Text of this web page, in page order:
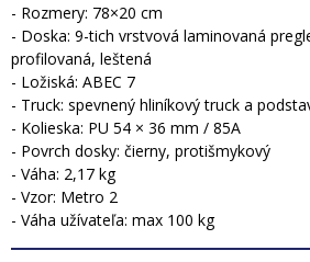
- Rozmery: 78×20 cm
- Doska: 9-tich vrstvová laminovaná
profilovaná, leštená
- Ložiská: ABEC 7
- Truck: spevnený hliníkový truck a
- Kolieska: PU 54 × 36 mm / 85A
- Povrch dosky: čierny, protišmykový
- Váha: 2,17 kg
- Vzor: Metro 2
- Váha užívateľa: max 100 kg